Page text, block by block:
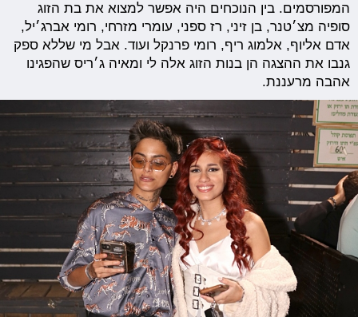
המפורסמים. בין הנוכחים היה אפשר למצוא את בת הזוג
סופיה מצ׳טנר, בן זיני, רז ספני, עומרי מזרחי, רומי אברג׳יל,
אדם אליוף, אלמוג ריף, רומי פרנקל ועוד. אבל מי שללא ספק
גנבו את ההצגה הן בנות הזוג אלה לי ומאיה ג׳ריס שהפגינו
אהבה מרעננת.